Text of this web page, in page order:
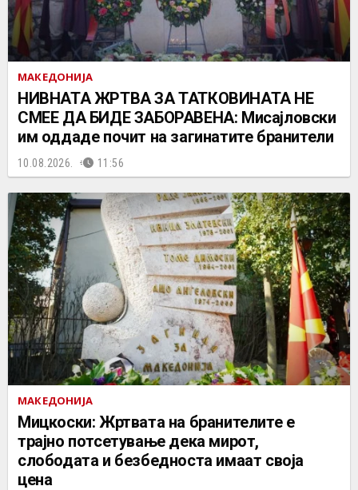
МАКЕДОНИЈА
НИВНАТА ЖРТВА ЗА ТАТКОВИНАТА НЕ
СМЕЕ ДА БИДЕ ЗАБОРАВЕНА: Мисајловски
им оддаде почит на загинатите бранители
10.08.2026. 11:56
МАКЕДОНИЈА
Мицкоски: Жртвата на бранителите е
трајно потсетување дека мирот,
слободата и безбедноста имаат своја
цена